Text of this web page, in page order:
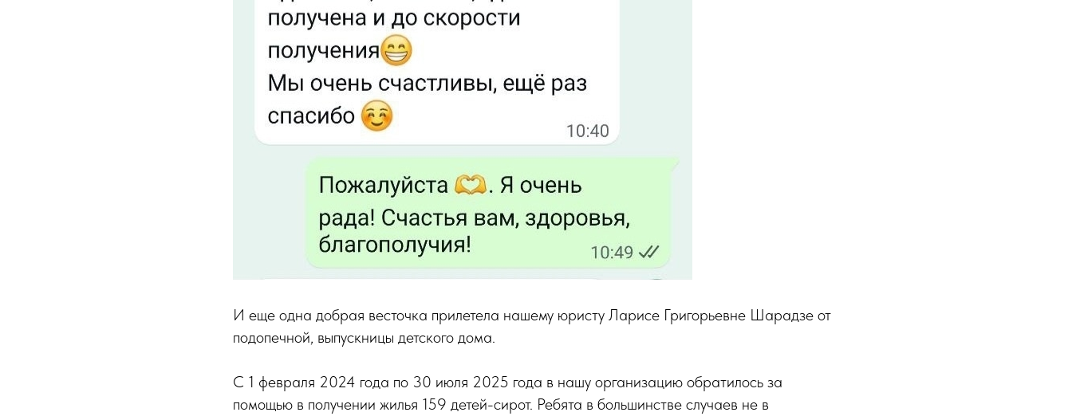
И еще одна добрая весточка прилетела нашему юристу Ларисе Григорьевне Шарадзе от
подопечной, выпускницы детского дома.
С 1 февраля 2024 года по 30 июля 2025 года в нашу организацию обратилось за
помощью в получении жилья 159 детей-сирот. Ребята в большинстве случаев не в